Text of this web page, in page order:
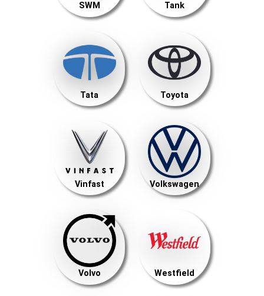
SWM Tank
Tata Toyota
Vinfast Volkswagen
Volvo Westfield